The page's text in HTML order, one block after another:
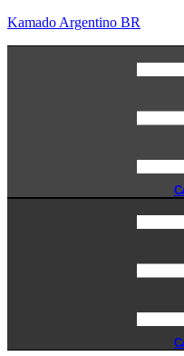
Kamado Argentino BR